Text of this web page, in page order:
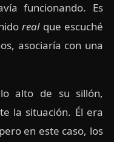
funcionando. Es
real que escuché
asociaría con una
alto de su sillón,
la situación. Él era
en este caso, los